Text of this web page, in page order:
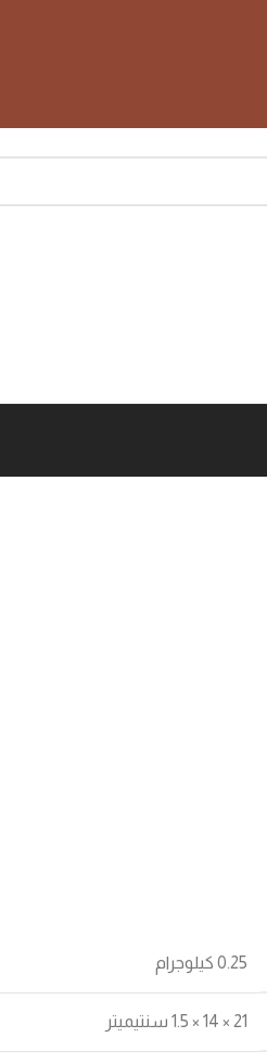
0.25 كيلوجرام
21 × 14 × 1.5 سنتيميتر